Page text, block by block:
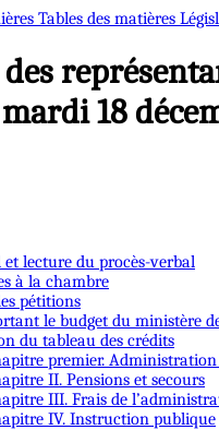
Tables des matières
18
lecture du procès-verbal
à la chambre
pétitions
le budget du ministère
du tableau des crédits
premier.
II. Pensions et secours
III. Frais de
IV. Instruction publique